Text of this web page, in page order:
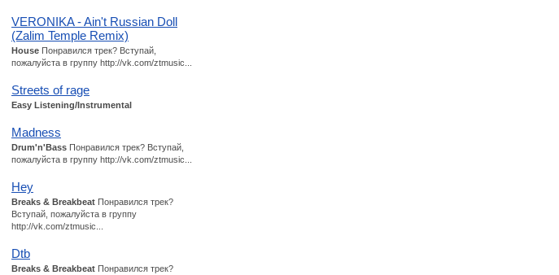
VERONIKA - Ain't Russian Doll
(Zalim Temple Remix)
House Понравился трек? Вступай,
пожалуйста в группу http://vk.com/ztmusic...
Streets of rage
Easy Listening/Instrumental
Madness
Drum'n'Bass Понравился трек? Вступай,
пожалуйста в группу http://vk.com/ztmusic...
Hey
Breaks & Breakbeat Понравился трек?
Вступай, пожалуйста в группу
http://vk.com/ztmusic...
Dtb
Breaks & Breakbeat Понравился трек?